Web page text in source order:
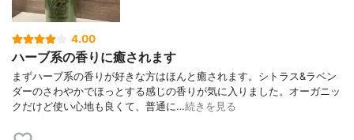
4.00
ハーブ系の香りに癒されます
まずハーブ系の香りが好きな方はほんと癒されます。シトラス&ラベン
ダーのさわやかでほっとする感じの香りが気に入りました。オーガニッ
クだけど使い心地も良くて、普通に…続きを見る